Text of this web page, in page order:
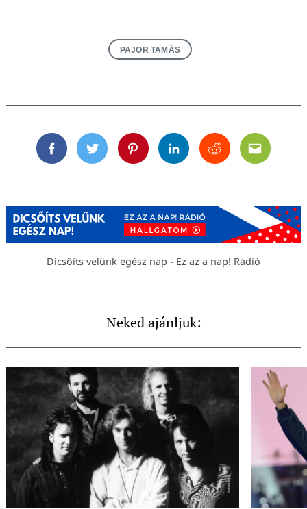
PAJOR TAMÁS
FacebookTwitterPinterestLinkedinRedditEmail
Dicsőíts velünk egész nap - Ez az a nap! Rádió
Neked ajánljuk: